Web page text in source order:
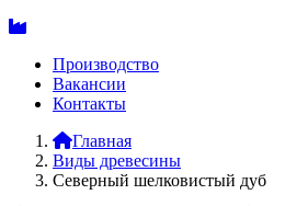
Производство
Вакансии
Контакты
Главная
Виды древесины
Северный шелковистый дуб